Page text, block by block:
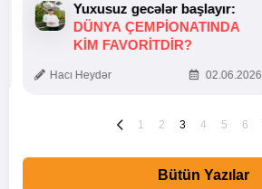
Yuxusuz gecələr başlayır:
DÜNYA ÇEMPIONATINDA
KIM FAVORITDIR?
Hacı Heydər 02.06.2026
1 2 3 4 5 6
Bütün Yazılar